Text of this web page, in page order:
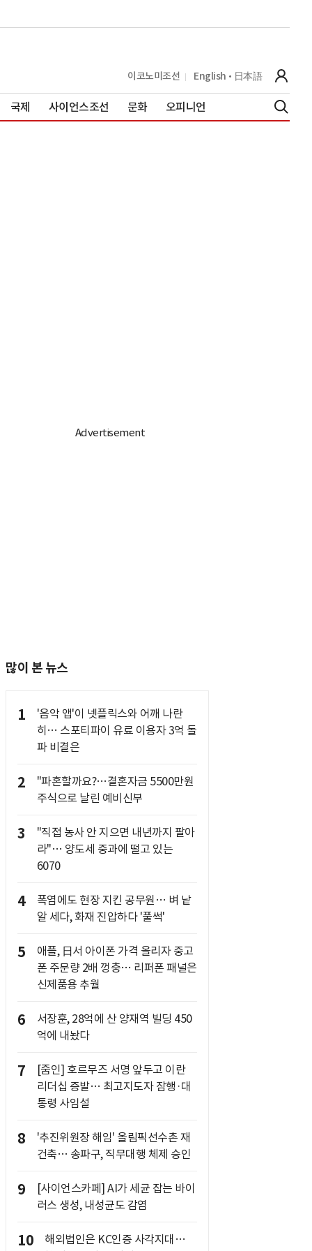
이코노미조선 English 日本語
국제 사이언스조선 문화 오피니언
많이 본 뉴스
1
'음악 앱'이 넷플릭스와 어깨 나란
히… 스포티파이 유료 이용자 3억 돌
파 비결은
2
"파혼할까요?…결혼자금 5500만원
주식으로 날린 예비신부
3
"직접 농사 안 지으면 내년까지 팔아
라"… 양도세 중과에 떨고 있는
6070
4
폭염에도 현장 지킨 공무원… 벼 낱
알 세다, 화재 진압하다 '풀썩'
5
애플, 日서 아이폰 가격 올리자 중고
폰 주문량 2배 껑충… 리퍼폰 패널은
신제품용 추월
6
서장훈, 28억에 산 양재역 빌딩 450
억에 내놨다
7
[줌인] 호르무즈 서명 앞두고 이란
리더십 증발… 최고지도자 잠행·대
통령 사임설
8
'추진위원장 해임' 올림픽선수촌 재
건축… 송파구, 직무대행 체제 승인
9
[사이언스카페] AI가 세균 잡는 바이
러스 생성, 내성균도 감염
10
해외법인은 KC인증 사각지대…